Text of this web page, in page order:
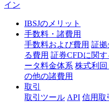
イン
IBSJのメリット
手数料・諸費用
手数料および費用 証
る費用 証券CFDに関
ータ料金体系 株式利回
の他の諸費用
取引
取引ツール API 信用取